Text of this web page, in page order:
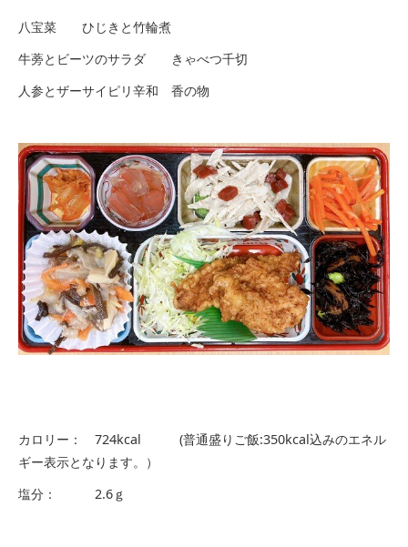
八宝菜 ひじきと竹輪煮
牛蒡とビーツのサラダ きゃべつ千切
人参とザーサイピリ辛和 香の物
カロリー： 724kcal (普通盛りご飯:350kcal込みのエネル
ギー表示となります。）
塩分： 2.6ｇ